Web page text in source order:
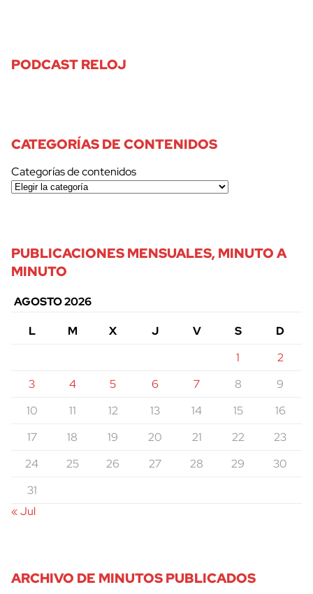
PODCAST RELOJ
CATEGORÍAS DE CONTENIDOS
Categorías de contenidos
PUBLICACIONES MENSUALES, MINUTO A
MINUTO
AGOSTO 2026
L
M X J V S
D
1
2
3
4 5 6 7 8
9
10
11 12 13 14 15
16
17
18 19 20 21 22
23
24
25 26 27 28 29
30
31
« Jul
ARCHIVO DE MINUTOS PUBLICADOS